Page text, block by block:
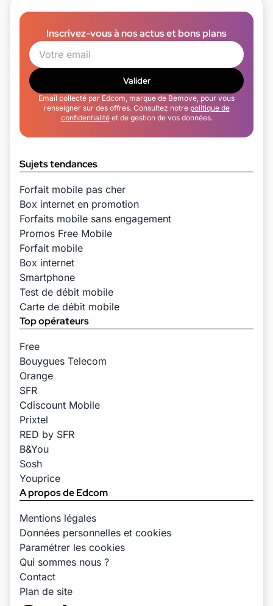
Inscrivez-vous à nos actus et bons plans
Valider
Email collecté par Edcom, marque de Bemove, pour vous
renseigner sur des offres. Consultez notre politique de
confidentialitéet de gestion de vos données.
Sujets tendances
Forfait mobile pas cher
Box internet en promotion
Forfaits mobile sans engagement
Promos Free Mobile
Forfait mobile
Box internet
Smartphone
Test de débit mobile
Carte de débit mobile
Top opérateurs
Free
Bouygues Telecom
Orange
SFR
Cdiscount Mobile
Prixtel
RED by SFR
B&You
Sosh
Youprice
A propos de Edcom
Mentions légales
Données personnelles et cookies
Paramétrer les cookies
Qui sommes nous ?
Contact
Plan de site